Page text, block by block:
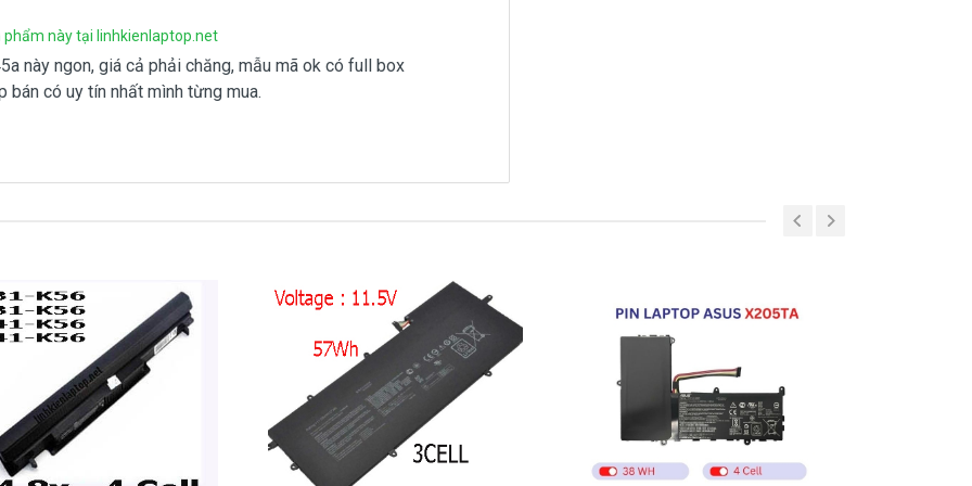
của mình hay không?
dòngZenbook, Vivobook, Chromebook, Transformer,
?
Asus K45A mua là bao nhiêu
vàng hạ cám chất lượng bèo béo beo giá thật rẻ củng
ngưỡng củng có.
2 loại thôi nhé.
tiền
phẩm này tại linhkienlaptop.net
này ngon, giá cả phải chăng, mẫu mã ok có full box
bán có uy tín nhất mình từng mua.